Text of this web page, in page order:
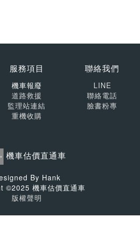
服務項目
機車報廢
道路救援
監理站連結
重機收購
聯絡我們
LINE
聯絡電話
臉書粉專
機車估價直通車
By Hank
©2025 機車估價直通車
版權聲明